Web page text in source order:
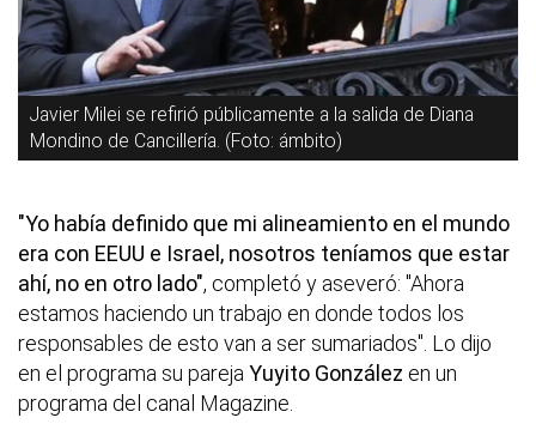
Javier Milei se refirió públicamente a la salida de Diana
Mondino de Cancillería. (Foto: ámbito)
"Yo había definido que mi alineamiento en el mundo
era con EEUU e Israel, nosotros teníamos que estar
ahí, no en otro lado", completó y aseveró: "Ahora
estamos haciendo un trabajo en donde todos los
responsables de esto van a ser sumariados". Lo dijo
en el programa su pareja Yuyito González en un
programa del canal Magazine.